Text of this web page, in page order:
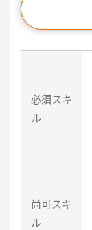
必須スキ
ル
尚可スキ
ル